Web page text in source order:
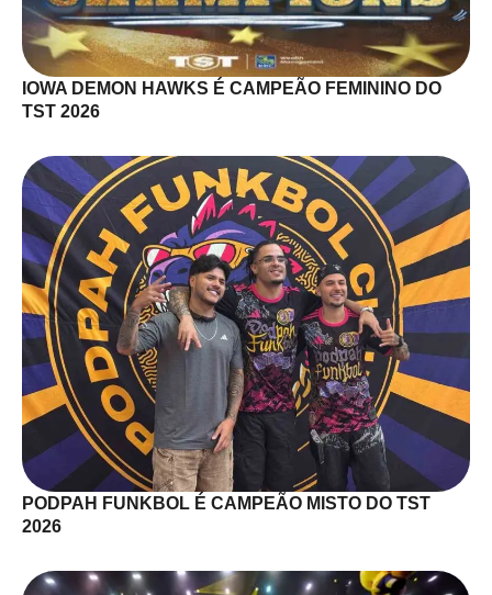
IOWA DEMON HAWKS É CAMPEÃO FEMININO DO
TST 2026
PODPAH FUNKBOL É CAMPEÃO MISTO DO TST
2026